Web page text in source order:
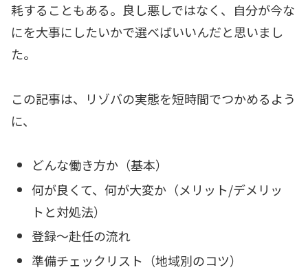
耗することもある。良し悪しではなく、自分が今な
にを大事にしたいかで選べばいいんだと思いまし
た。
この記事は、リゾバの実態を短時間でつかめるよう
に、
どんな働き方か（基本）
何が良くて、何が大変か（メリット/デメリッ
トと対処法）
登録〜赴任の流れ
準備チェックリスト（地域別のコツ）